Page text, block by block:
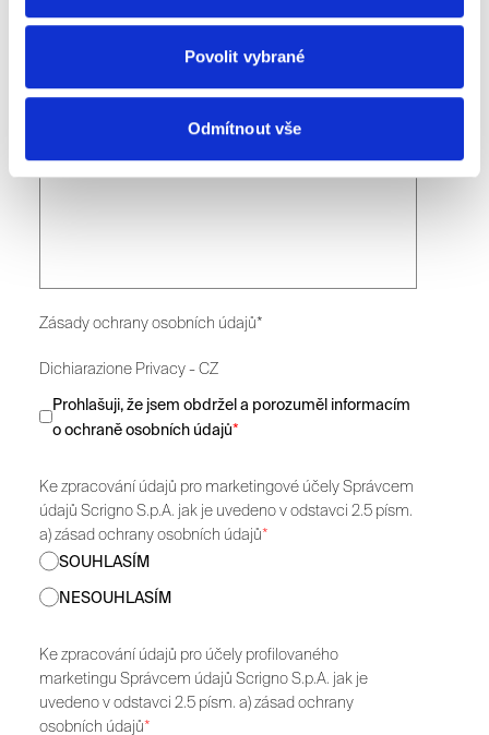
Povolit vybrané
Odmítnout vše
Zpráva*
Zásady ochrany osobních údajů*
Dichiarazione Privacy - CZ
Prohlašuji, že jsem obdržel a porozuměl informacím
o ochraně osobních údajů*
Ke zpracování údajů pro marketingové účely Správcem
údajů Scrigno S.p.A. jak je uvedeno v odstavci 2.5 písm.
a) zásad ochrany osobních údajů*
SOUHLASÍM
NESOUHLASÍM
Ke zpracování údajů pro účely profilovaného
marketingu Správcem údajů Scrigno S.p.A. jak je
uvedeno v odstavci 2.5 písm. a) zásad ochrany
osobních údajů*